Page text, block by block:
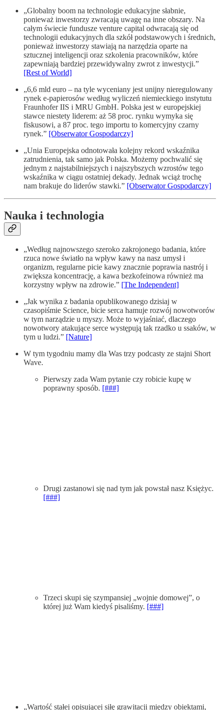
„Globalny boom na technologie edukacyjne słabnie,
ponieważ inwestorzy zwracają uwagę na inne obszary. Na
całym świecie fundusze venture capital odwracają się od
technologii edukacyjnych dla szkół podstawowych i średnich,
ponieważ inwestorzy stawiają na narzędzia oparte na
sztucznej inteligencji oraz szkolenia pracowników, które
zapewniają bardziej przewidywalny zwrot z inwestycji.”
[Rest of World]
„6,6 mld euro – na tyle wyceniany jest unijny nieregulowany
rynek e-papierosów według wyliczeń niemieckiego instytutu
Fraunhofer IIS i MRU GmbH. Polska jest w europejskiej
stawce niestety liderem: aż 58 proc. rynku wymyka się
fiskusowi, a 87 proc. tego importu to komercyjny czarny
rynek.” [Obserwator Gospodarczy]
„Unia Europejska odnotowała kolejny rekord wskaźnika
zatrudnienia, tak samo jak Polska. Możemy pochwalić się
jednym z najstabilniejszych i najszybszych wzrostów tego
wskaźnika w ciągu ostatniej dekady. Jednak wciąż trochę
nam brakuje do liderów stawki.” [Obserwator Gospodarczy]
Nauka i technologia
„Według najnowszego szeroko zakrojonego badania, które
rzuca nowe światło na wpływ kawy na nasz umysł i
organizm, regularne picie kawy znacznie poprawia nastrój i
zwiększa koncentrację, a kawa bezkofeinowa również ma
korzystny wpływ na zdrowie.” [The Independent]
„Jak wynika z badania opublikowanego dzisiaj w
czasopiśmie Science, bicie serca hamuje rozwój nowotworów
w tym narządzie u myszy. Może to wyjaśniać, dlaczego
nowotwory atakujące serce występują tak rzadko u ssaków, w
tym u ludzi.” [Nature]
W tym tygodniu mamy dla Was trzy podcasty ze stajni Short
Wave.
Pierwszy zada Wam pytanie czy robicie kupę w
poprawny sposób. [###]
Drugi zastanowi się nad tym jak powstał nasz Księżyc.
[###]
Trzeci skupi się szympansiej „wojnie domowej”, o
której już Wam kiedyś pisaliśmy. [###]
„Wartość stałej opisującej siłę grawitacji między obiektami,